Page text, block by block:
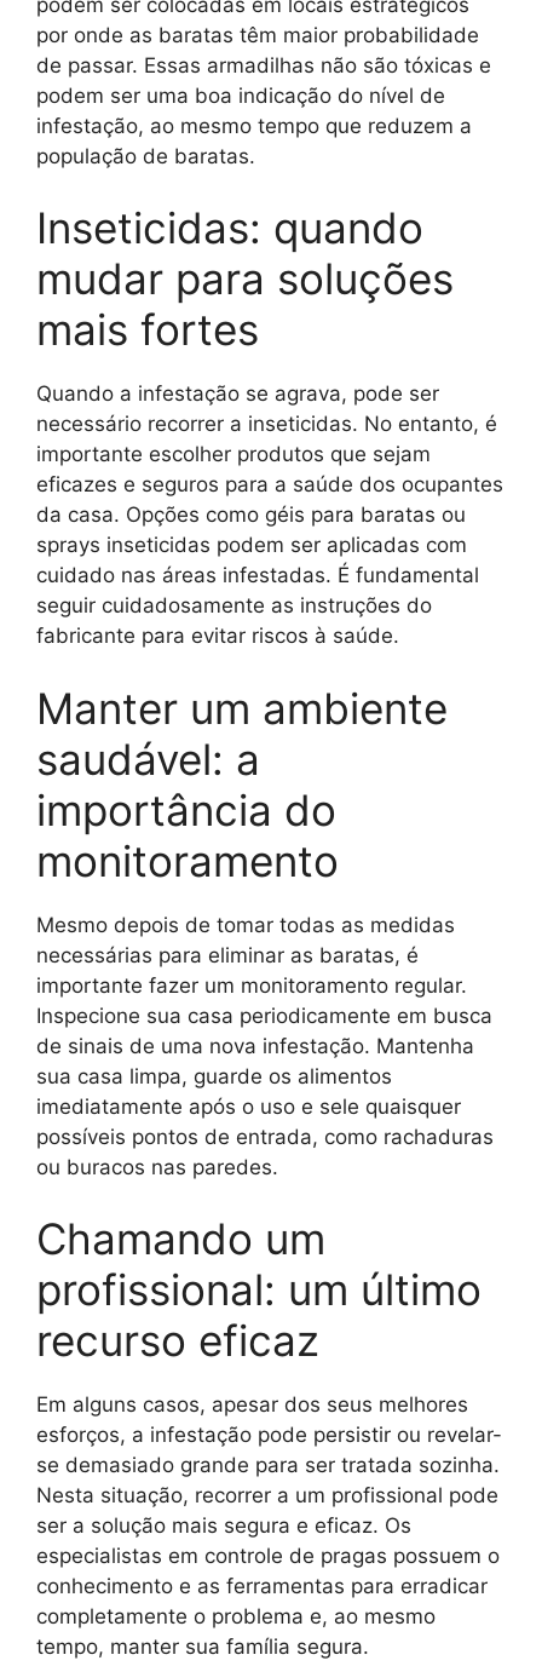
por onde as baratas têm maior probabilidade
de passar. Essas armadilhas não são tóxicas e
podem ser uma boa indicação do nível de
infestação, ao mesmo tempo que reduzem a
população de baratas.
Inseticidas: quando
mudar para soluções
mais fortes
Quando a infestação se agrava, pode ser
necessário recorrer a inseticidas. No entanto, é
importante escolher produtos que sejam
eficazes e seguros para a saúde dos ocupantes
da casa. Opções como géis para baratas ou
sprays inseticidas podem ser aplicadas com
cuidado nas áreas infestadas. É fundamental
seguir cuidadosamente as instruções do
fabricante para evitar riscos à saúde.
Manter um ambiente
saudável: a
importância do
monitoramento
Mesmo depois de tomar todas as medidas
necessárias para eliminar as baratas, é
importante fazer um monitoramento regular.
Inspecione sua casa periodicamente em busca
de sinais de uma nova infestação. Mantenha
sua casa limpa, guarde os alimentos
imediatamente após o uso e sele quaisquer
possíveis pontos de entrada, como rachaduras
ou buracos nas paredes.
Chamando um
profissional: um último
recurso eficaz
Em alguns casos, apesar dos seus melhores
esforços, a infestação pode persistir ou revelar-
se demasiado grande para ser tratada sozinha.
Nesta situação, recorrer a um profissional pode
ser a solução mais segura e eficaz. Os
especialistas em controle de pragas possuem o
conhecimento e as ferramentas para erradicar
completamente o problema e, ao mesmo
tempo, manter sua família segura.